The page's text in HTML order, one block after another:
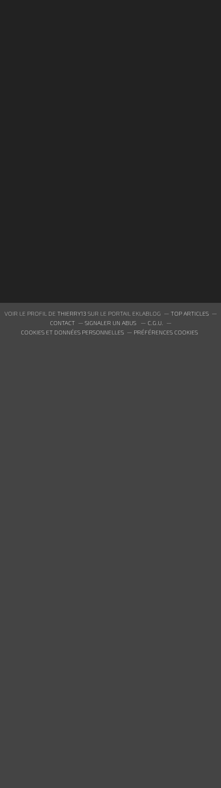
VOIR LE PROFIL DE THIERRY13 SUR LE PORTAIL EKLABLOG
TOP ARTICLES
CONTACT
SIGNALER UN ABUS
C.G.U.
COOKIES ET DONNÉES PERSONNELLES
PRÉFÉRENCES COOKIES